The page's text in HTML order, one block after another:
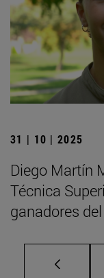
31 | 10 | 2025
Diego Martín
Técnica
ganadores